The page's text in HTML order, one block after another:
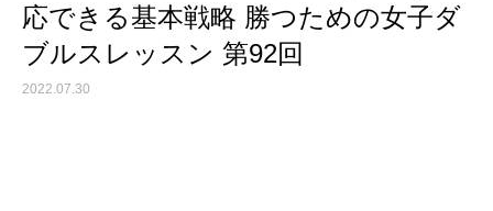
応できる基本戦略 勝つための女子ダ
ブルスレッスン 第92回
2022.07.30